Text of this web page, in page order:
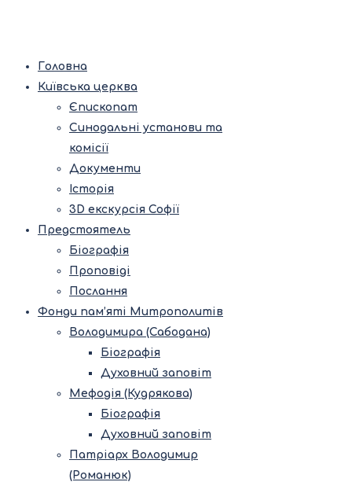
Головна
Київська церква
Єпископат
Синодальні установи та
комісії
Документи
Історія
3D екскурсія Софії
Предстоятель
Біографія
Проповіді
Послання
Фонди пам’яті Митрополитів
Володимира (Сабодана)
Біографія
Духовний заповіт
Мефодія (Кудрякова)
Біографія
Духовний заповіт
Патріарх Володимир
(Романюк)